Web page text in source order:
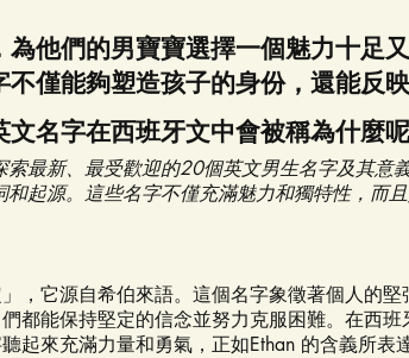
他們的男寶寶選擇一個魅力十足
僅能夠塑造孩子的身份，還能反映
名字在西班牙文中會被稱為什麼
最新、最受歡迎的20個英文男生名字及其意
起源。這些名字不僅充滿魅力和獨特性，而
，它源自希伯來語。這個名字象徵著個人的
都能保持堅定的信念並努力克服困難。在西
起來充滿力量和勇氣，正如Ethan 的含義所表